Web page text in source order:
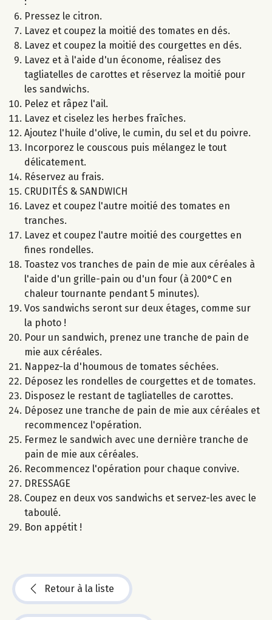
Pressez le citron.
Lavez et coupez la moitié des tomates en dés.
Lavez et coupez la moitié des courgettes en dés.
Lavez et à l'aide d'un économe, réalisez des
tagliatelles de carottes et réservez la moitié pour
les sandwichs.
Pelez et râpez l'ail.
Lavez et ciselez les herbes fraîches.
Ajoutez l'huile d'olive, le cumin, du sel et du poivre.
Incorporez le couscous puis mélangez le tout
délicatement.
Réservez au frais.
CRUDITÉS & SANDWICH
Lavez et coupez l'autre moitié des tomates en
tranches.
Lavez et coupez l'autre moitié des courgettes en
fines rondelles.
Toastez vos tranches de pain de mie aux céréales à
l'aide d'un grille-pain ou d'un four (à 200°C en
chaleur tournante pendant 5 minutes).
Vos sandwichs seront sur deux étages, comme sur
la photo !
Pour un sandwich, prenez une tranche de pain de
mie aux céréales.
Nappez-la d'houmous de tomates séchées.
Déposez les rondelles de courgettes et de tomates.
Disposez le restant de tagliatelles de carottes.
Déposez une tranche de pain de mie aux céréales et
recommencez l'opération.
Fermez le sandwich avec une dernière tranche de
pain de mie aux céréales.
Recommencez l'opération pour chaque convive.
DRESSAGE
Coupez en deux vos sandwichs et servez-les avec le
taboulé.
Bon appétit !
Retour à la liste